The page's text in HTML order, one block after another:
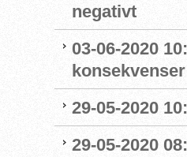
negativt
03-06-2020
29-05-2020
29-05-2020